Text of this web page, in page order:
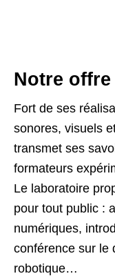
Notre offre
Fort de ses
sonores, visuels
transmet ses
formateurs
Le laboratoire
pour tout public :
numériques,
conférence sur le
robotique…